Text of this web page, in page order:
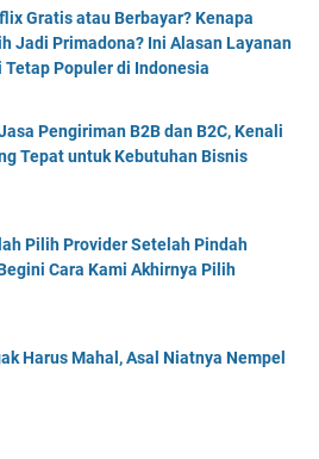
Gratis atau Berbayar? Kenapa
Jadi Primadona? Ini Alasan Layanan
Tetap Populer di Indonesia
Pengiriman B2B dan B2C, Kenali
Tepat untuk Kebutuhan Bisnis
Pilih Provider Setelah Pindah
Cara Kami Akhirnya Pilih
Harus Mahal, Asal Niatnya Nempel